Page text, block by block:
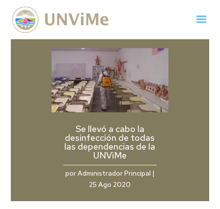
Se llevó a cabo la
desinfección de todas
las dependencias de la
UNViMe
porAdministrador Principal |
25 Ago 2020